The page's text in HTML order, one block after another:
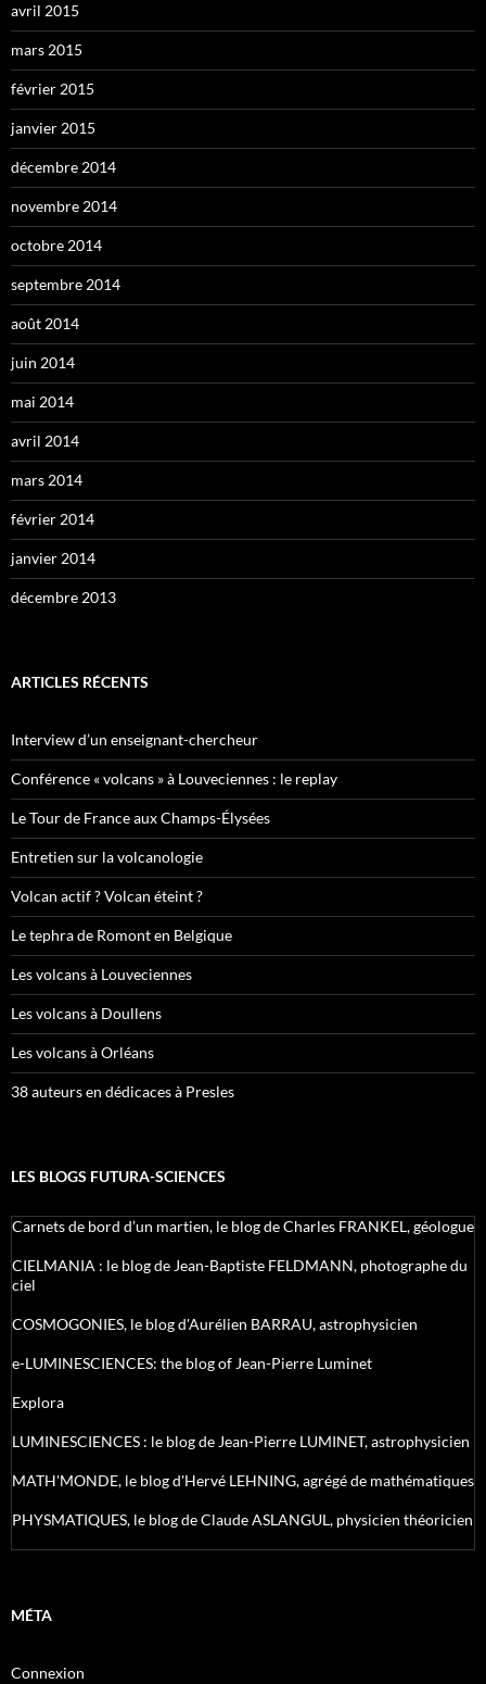
avril 2015
mars 2015
février 2015
janvier 2015
décembre 2014
novembre 2014
octobre 2014
septembre 2014
août 2014
juin 2014
mai 2014
avril 2014
mars 2014
février 2014
janvier 2014
décembre 2013
ARTICLES RÉCENTS
Interview d’un enseignant-chercheur
Conférence « volcans » à Louveciennes : le replay
Le Tour de France aux Champs-Élysées
Entretien sur la volcanologie
Volcan actif ? Volcan éteint ?
Le tephra de Romont en Belgique
Les volcans à Louveciennes
Les volcans à Doullens
Les volcans à Orléans
38 auteurs en dédicaces à Presles
LES BLOGS FUTURA-SCIENCES
Carnets de bord d’un martien, le blog de Charles FRANKEL, géologue
CIELMANIA : le blog de Jean-Baptiste FELDMANN, photographe du
ciel
COSMOGONIES, le blog d'Aurélien BARRAU, astrophysicien
e-LUMINESCIENCES: the blog of Jean-Pierre Luminet
Explora
LUMINESCIENCES : le blog de Jean-Pierre LUMINET, astrophysicien
MATH'MONDE, le blog d'Hervé LEHNING, agrégé de mathématiques
PHYSMATIQUES, le blog de Claude ASLANGUL, physicien théoricien
MÉTA
Connexion